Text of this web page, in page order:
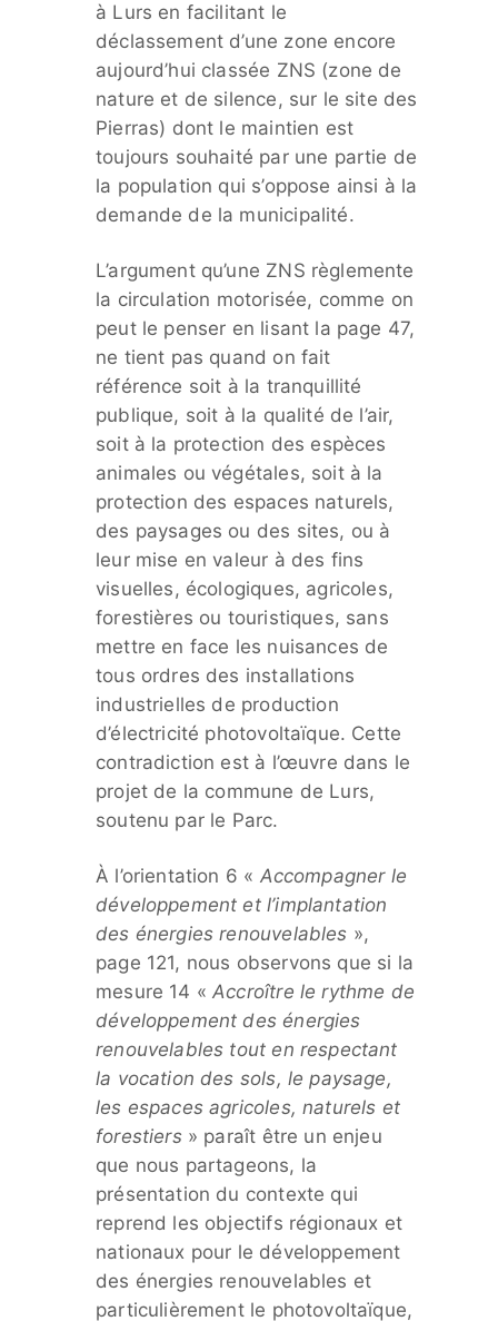
à Lurs en facilitant le
déclassement d’une zone encore
aujourd’hui classée ZNS (zone de
nature et de silence, sur le site des
Pierras) dont le maintien est
toujours souhaité par une partie de
la population qui s’oppose ainsi à la
demande de la municipalité.
L’argument qu’une ZNS règlemente
la circulation motorisée, comme on
peut le penser en lisant la page 47,
ne tient pas quand on fait
référence soit à la tranquillité
publique, soit à la qualité de l’air,
soit à la protection des espèces
animales ou végétales, soit à la
protection des espaces naturels,
des paysages ou des sites, ou à
leur mise en valeur à des fins
visuelles, écologiques, agricoles,
forestières ou touristiques, sans
mettre en face les nuisances de
tous ordres des installations
industrielles de production
d’électricité photovoltaïque. Cette
contradiction est à l’œuvre dans le
projet de la commune de Lurs,
soutenu par le Parc.
À l’orientation 6 « Accompagner le
développement et l’implantation
des énergies renouvelables »,
page 121, nous observons que si la
mesure 14 «Accroître le rythme de
développement des énergies
renouvelables tout en respectant
la vocation des sols, le paysage,
les espaces agricoles, naturels et
forestiers » paraît être un enjeu
que nous partageons, la
présentation du contexte qui
reprend les objectifs régionaux et
nationaux pour le développement
des énergies renouvelables et
particulièrement le photovoltaïque,